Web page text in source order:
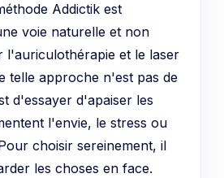
Addictik est
voie naturelle et non
l'auriculothérapie et le laser
telle approche n'est pas de
d'essayer d'apaiser les
l'envie, le stress ou
choisir sereinement, il
les choses en face.